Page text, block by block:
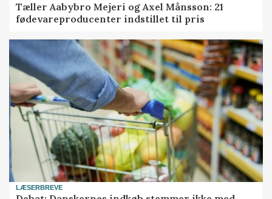
Tæller Aabybro Mejeri og Axel Månsson: 21
fødevareproducenter indstillet til pris
LÆSERBREVE